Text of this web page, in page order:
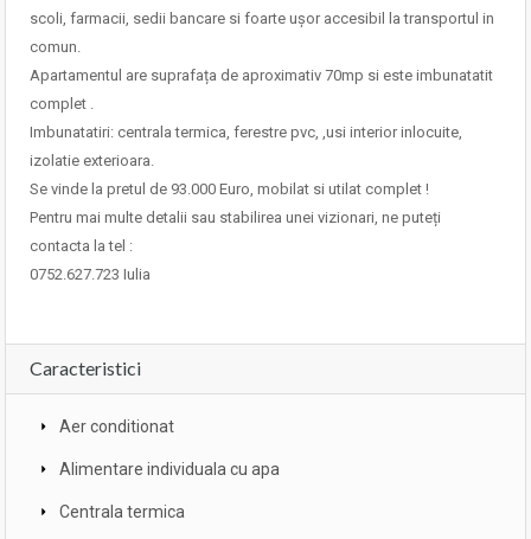
scoli, farmacii, sedii bancare si foarte ușor accesibil la transportul in
comun.
Apartamentul are suprafața de aproximativ 70mp si este imbunatatit
complet .
Imbunatatiri: centrala termica, ferestre pvc, ,usi interior inlocuite,
izolatie exterioara.
Se vinde la pretul de 93.000 Euro, mobilat si utilat complet !
Pentru mai multe detalii sau stabilirea unei vizionari, ne puteți
contacta la tel :
0752.627.723 Iulia
Caracteristici
Aer conditionat
Alimentare individuala cu apa
Centrala termica